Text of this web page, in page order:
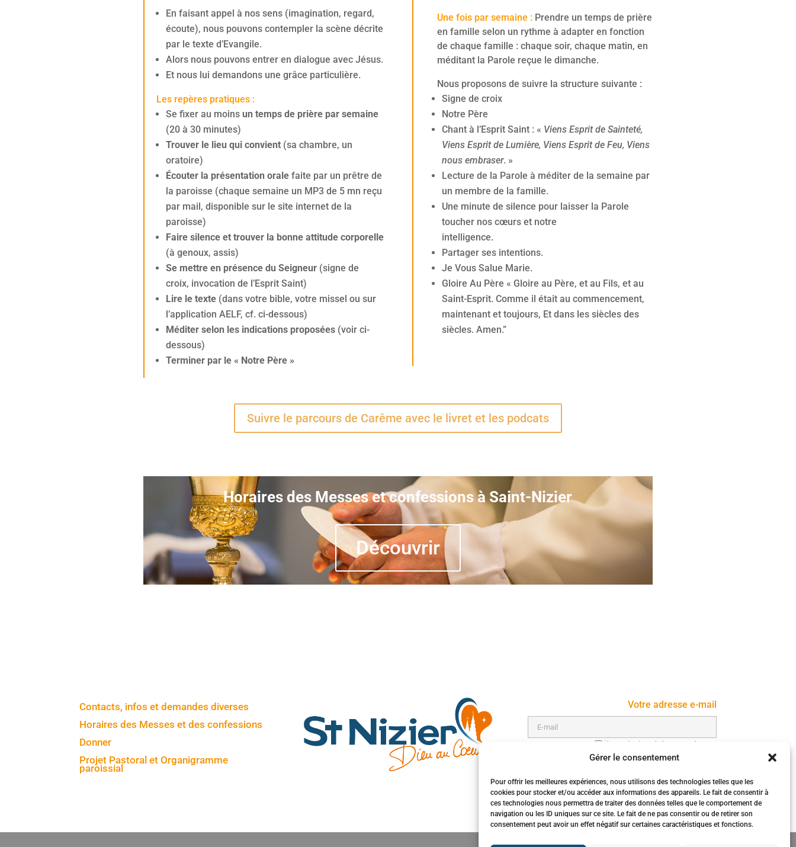
Gérer le consentement
Pour offrir les meilleures expériences, nous utilisons des technologies telles que les
cookies pour stocker et/ou accéder aux informations des appareils. Le fait de consentir à
ces technologies nous permettra de traiter des données telles que le comportement de
navigation ou les ID uniques sur ce site. Le fait de ne pas consentir ou de retirer son
consentement peut avoir un effet négatif sur certaines caractéristiques et fonctions.
En faisant appel à nos sens (imagination, regard,
écoute), nous pouvons contempler la scène décrite
par le texte d’Evangile.
Alors nous pouvons entrer en dialogue avec Jésus.
Et nous lui demandons une grâce particulière.
Les repères pratiques :
Se fixer au moins un temps de prière par semaine
(20 à 30 minutes)
Trouver le lieu qui convient (sa chambre, un
oratoire)
Écouter la présentation orale faite par un prêtre de
la paroisse (chaque semaine un MP3 de 5 mn reçu
par mail, disponible sur le site internet de la
paroisse)
Faire silence et trouver la bonne attitude corporelle
(à genoux, assis)
Se mettre en présence du Seigneur (signe de
croix, invocation de l’Esprit Saint)
Lire le texte (dans votre bible, votre missel ou sur
l’application AELF, cf. ci-dessous)
Méditer selon les indications proposées (voir ci-
dessous)
Terminer par le « Notre Père »
Une fois par semaine : Prendre un temps de prière
en famille selon un rythme à adapter en fonction
de chaque famille : chaque soir, chaque matin, en
méditant la Parole reçue le dimanche.
Nous proposons de suivre la structure suivante :
Signe de croix
Notre Père
Chant à l’Esprit Saint : « Viens Esprit de Sainteté,
Viens Esprit de Lumière, Viens Esprit de Feu, Viens
nous embraser. »
Lecture de la Parole à méditer de la semaine par
un membre de la famille.
Une minute de silence pour laisser la Parole
toucher nos cœurs et notre
intelligence.
Partager ses intentions.
Je Vous Salue Marie.
Gloire Au Père « Gloire au Père, et au Fils, et au
Saint-Esprit. Comme il était au commencement,
maintenant et toujours, Et dans les siècles des
siècles. Amen.”
Suivre le parcours de Carême avec le livret et les podcats
Horaires des Messes et confessions à Saint-Nizier
Découvrir
Contacts, infos et demandes diverses
Horaires des Messes et des confessions
Donner
Projet Pastoral et Organigramme
paroissial
Votre adresse e-mail
Inscription à la newsletter